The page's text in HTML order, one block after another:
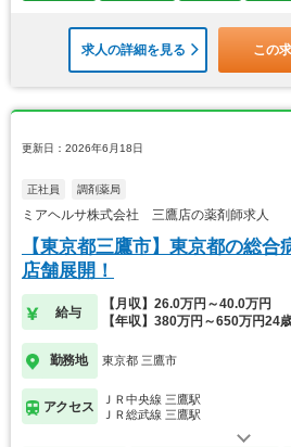
求人の詳細を見る この
更新日：2026年6月18日
正社員 調剤薬局
ミアヘルサ株式会社 三鷹店の薬剤師求人
【東京都三鷹市】東京都の総合
店舗展開！
給与
【月収】26.0万円～40.0万円
【年収】380万円～650万円24
勤務地 東京都 三鷹市
アクセス
ＪＲ中央線 三鷹駅
ＪＲ総武線 三鷹駅